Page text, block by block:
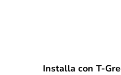
Installa con T-